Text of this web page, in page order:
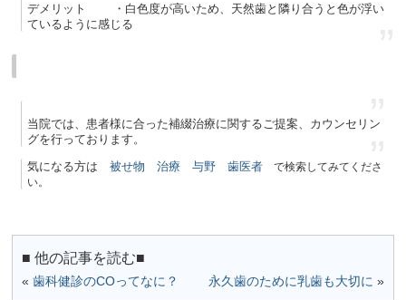
デメリット ・白色度が高いため、天然歯と隣り合うと色が浮い
ているように感じる
当院では、患者様に合った補綴治療に関するご提案、カウンセリン
グを行っております。
気になる方は 被せ物 治療 与野 歯医者で検索してみてくださ
い。
■ 他の記事を読む■
«歯科健診のCOってなに？ 永久歯のために乳歯も大切に »